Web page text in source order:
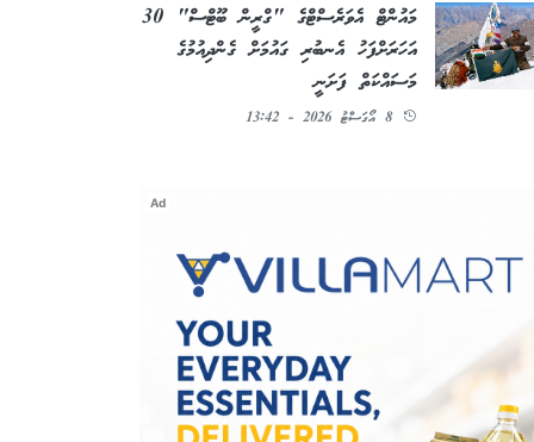
މައުންޓް އެވަރެސްޓްގެ "ގްރީން ބޫޓްސް" 30
އަހަރަށްފަހު އެނބުރި ގައުމަށް ގެންދިއުމުގެ
މަސައްކަތް ފަށަނީ
8 އޯގަސްޓު 2026 - 13:42
Ad